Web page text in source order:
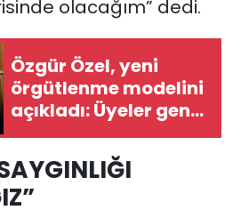
olacağım” dedi.
Özgür Özel, yeni
örgütlenme modelini
açıkladı: Üyeler genel
başkanı seçecek!